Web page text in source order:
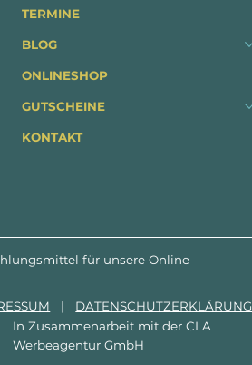
TERMINE
BLOG
ONLINESHOP
GUTSCHEINE
KONTAKT
für unsere Online
| DATENSCHUTZERKLÄRUNG
In Zusammenarbeit mit derCLA
Werbeagentur GmbH